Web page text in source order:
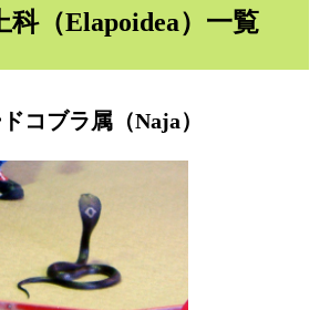
科（Elapoidea）一覧
コブラ属（Naja）